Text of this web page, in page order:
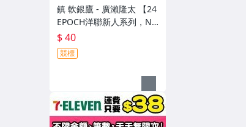
鎮 軟銀鷹 - 廣瀨隆太 【24
EPOCH洋聯新人系列，N
O.15】RC新人卡
$ 40
競標